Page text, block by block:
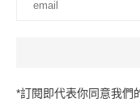
*訂閱即代表你同意我們